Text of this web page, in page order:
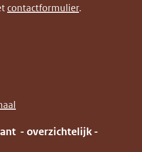
contactformulier.
nieuw
- overzichtelijk -